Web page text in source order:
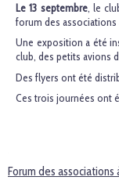
Le 13 septembre, le
forum des associations
Une exposition a été
club, des petits avions
Des flyers ont été
Ces trois journées ont
Forum des associations